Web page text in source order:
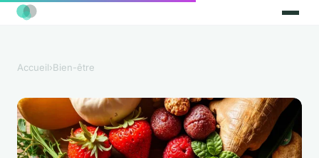
Accueil›Bien-être